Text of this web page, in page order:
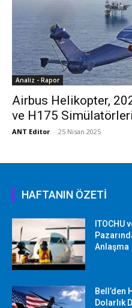
Analiz - Rapor
Airbus Helikopter,
ve H175
ANT Editor - 25 Nisan 2025
HAFTANIN ÖZETİ
ITOCHU
Anlaşma
Bell’den
Dolarlık